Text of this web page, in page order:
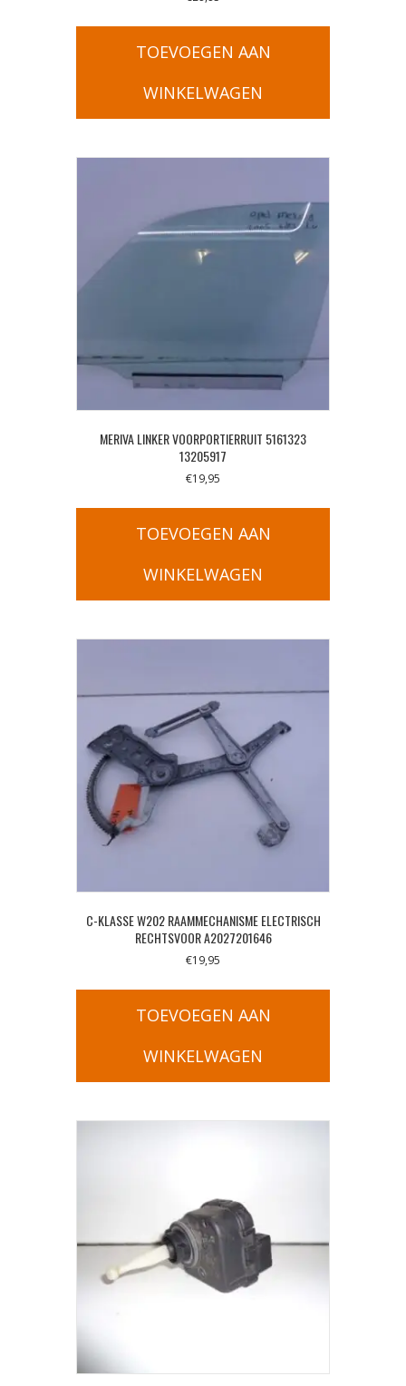
TOEVOEGEN AAN
WINKELWAGEN
MERIVA LINKER VOORPORTIERRUIT 5161323
13205917
€19,95
TOEVOEGEN AAN
WINKELWAGEN
C-KLASSE W202 RAAMMECHANISME ELECTRISCH
RECHTSVOOR A2027201646
€19,95
TOEVOEGEN AAN
WINKELWAGEN